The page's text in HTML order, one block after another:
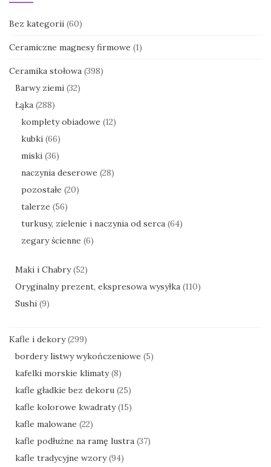
Bez kategorii (60)
Ceramiczne magnesy firmowe (1)
Ceramika stołowa (398)
Barwy ziemi (32)
Łąka (288)
komplety obiadowe (12)
kubki (66)
miski (36)
naczynia deserowe (28)
pozostałe (20)
talerze (56)
turkusy, zielenie i naczynia od serca (64)
zegary ścienne (6)
Maki i Chabry (52)
Oryginalny prezent, ekspresowa wysyłka (110)
Sushi (9)
Kafle i dekory (299)
bordery listwy wykończeniowe (5)
kafelki morskie klimaty (8)
kafle gładkie bez dekoru (25)
kafle kolorowe kwadraty (15)
kafle malowane (22)
kafle podłużne na ramę lustra (37)
kafle tradycyjne wzory (94)